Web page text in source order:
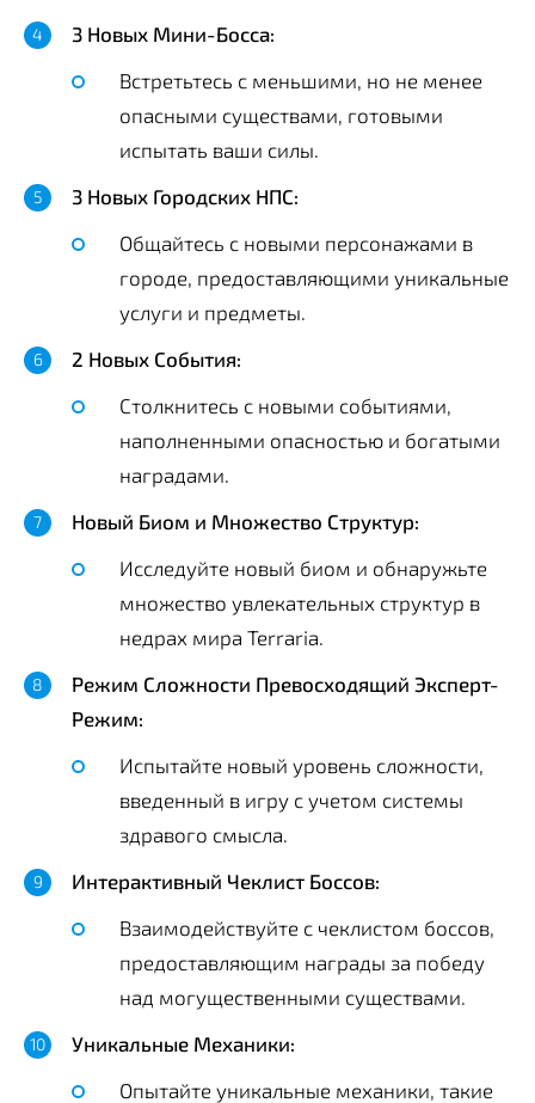
3 Новых Мини-Босса:
Встретьтесь с меньшими, но не менее
опасными существами, готовыми
испытать ваши силы.
3 Новых Городских НПС:
Общайтесь с новыми персонажами в
городе, предоставляющими уникальные
услуги и предметы.
2 Новых События:
Столкнитесь с новыми событиями,
наполненными опасностью и богатыми
наградами.
Новый Биом и Множество Структур:
Исследуйте новый биом и обнаружьте
множество увлекательных структур в
недрах мира Terraria.
Режим Сложности Превосходящий Эксперт-
Режим:
Испытайте новый уровень сложности,
введенный в игру с учетом системы
здравого смысла.
Интерактивный Чеклист Боссов:
Взаимодействуйте с чеклистом боссов,
предоставляющим награды за победу
над могущественными существами.
Уникальные Механики:
Опытайте уникальные механики, такие